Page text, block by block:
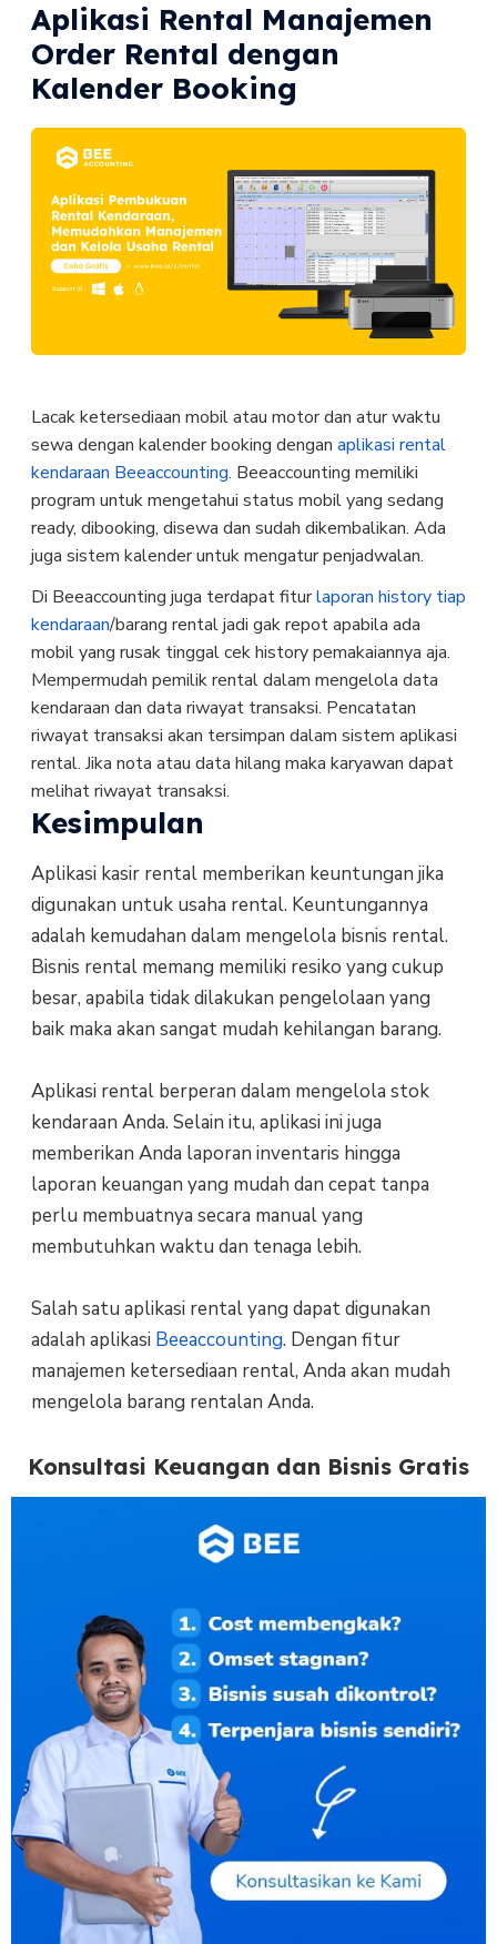
Aplikasi Rental Manajemen
Order Rental dengan
Kalender Booking
Lacak ketersediaan mobil atau motor dan atur waktu
sewa dengan kalender booking dengan aplikasi rental
kendaraan Beeaccounting. Beeaccounting memiliki
program untuk mengetahui status mobil yang sedang
ready, dibooking, disewa dan sudah dikembalikan. Ada
juga sistem kalender untuk mengatur penjadwalan.
Di Beeaccounting juga terdapat fiturlaporan history tiap
kendaraan/barang rental jadi gak repot apabila ada
mobil yang rusak tinggal cek history pemakaiannya aja.
Mempermudah pemilik rental dalam mengelola data
kendaraan dan data riwayat transaksi. Pencatatan
riwayat transaksi akan tersimpan dalam sistem aplikasi
rental. Jika nota atau data hilang maka karyawan dapat
melihat riwayat transaksi.
Kesimpulan
Aplikasi kasir rental memberikan keuntungan jika
digunakan untuk usaha rental. Keuntungannya
adalah kemudahan dalam mengelola bisnis rental.
Bisnis rental memang memiliki resiko yang cukup
besar, apabila tidak dilakukan pengelolaan yang
baik maka akan sangat mudah kehilangan barang.
Aplikasi rental berperan dalam mengelola stok
kendaraan Anda. Selain itu, aplikasi ini juga
memberikan Anda laporan inventaris hingga
laporan keuangan yang mudah dan cepat tanpa
perlu membuatnya secara manual yang
membutuhkan waktu dan tenaga lebih.
Salah satu aplikasi rental yang dapat digunakan
adalah aplikasi Beeaccounting. Dengan fitur
manajemen ketersediaan rental, Anda akan mudah
mengelola barang rentalan Anda.
Konsultasi Keuangan dan Bisnis Gratis